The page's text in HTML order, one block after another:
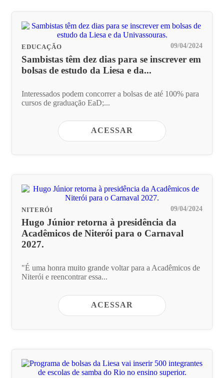
EDUCAÇÃO 09/04/2024
Sambistas têm dez dias para se inscrever em
bolsas de estudo da Liesa e da...
Interessados podem concorrer a bolsas de até 100% para
cursos de graduação EaD;...
ACESSAR
NITERÓI 09/04/2024
Hugo Júnior retorna à presidência da
Acadêmicos de Niterói para o Carnaval
2027.
"É uma honra muito grande voltar para a Acadêmicos de
Niterói e reencontrar essa...
ACESSAR